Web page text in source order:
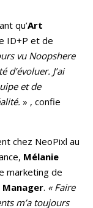
qu’Art
ID+P et de
vu Noopshere
J’ai
et de
» , confie
chez NeoPixl au
Mélanie
marketing de
. « Faire
m’a toujours